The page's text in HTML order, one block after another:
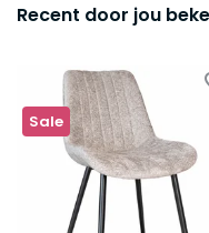
Recent door jou
Sale